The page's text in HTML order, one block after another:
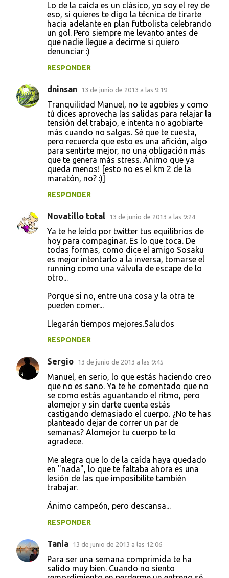
Lo de la caida es un clásico, yo soy el rey de
eso, si quieres te digo la técnica de tirarte
hacia adelante en plan futbolista celebrando
un gol. Pero siempre me levanto antes de
que nadie llegue a decirme si quiero
denunciar :)
RESPONDER
dninsan 13 de junio de 2013 a las 9:19
Tranquilidad Manuel, no te agobies y como
tú dices aprovecha las salidas para relajar la
tensión del trabajo, e intenta no agobiarte
más cuando no salgas. Sé que te cuesta,
pero recuerda que esto es una afición, algo
para sentirte mejor, no una obligación más
que te genera más stress. Ánimo que ya
queda menos! [esto no es el km 2 de la
maratón, no? :)]
RESPONDER
Novatillo total 13 de junio de 2013 a las 9:24
Ya te he leído por twitter tus equilibrios de
hoy para compaginar. Es lo que toca. De
todas formas, como dice el amigo Sosaku
es mejor intentarlo a la inversa, tomarse el
running como una válvula de escape de lo
otro...
Porque si no, entre una cosa y la otra te
pueden comer...
Llegarán tiempos mejores.Saludos
RESPONDER
Sergio 13 de junio de 2013 a las 9:45
Manuel, en serio, lo que estás haciendo creo
que no es sano. Ya te he comentado que no
se como estás aguantando el ritmo, pero
alomejor y sin darte cuenta estás
castigando demasiado el cuerpo. ¿No te has
planteado dejar de correr un par de
semanas? Alomejor tu cuerpo te lo
agradece.
Me alegra que lo de la caída haya quedado
en "nada", lo que te faltaba ahora es una
lesión de las que imposibilite también
trabajar.
Ánimo campeón, pero descansa...
RESPONDER
Tania 13 de junio de 2013 a las 12:06
Para ser una semana comprimida te ha
salido muy bien. Cuando no siento